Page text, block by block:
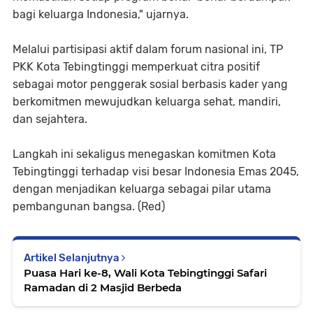
bagi keluarga Indonesia," ujarnya.
Melalui partisipasi aktif dalam forum nasional ini, TP
PKK Kota Tebingtinggi memperkuat citra positif
sebagai motor penggerak sosial berbasis kader yang
berkomitmen mewujudkan keluarga sehat, mandiri,
dan sejahtera.
Langkah ini sekaligus menegaskan komitmen Kota
Tebingtinggi terhadap visi besar Indonesia Emas 2045,
dengan menjadikan keluarga sebagai pilar utama
pembangunan bangsa. (Red)
Artikel Selanjutnya
Puasa Hari ke-8, Wali Kota Tebingtinggi Safari
Ramadan di 2 Masjid Berbeda